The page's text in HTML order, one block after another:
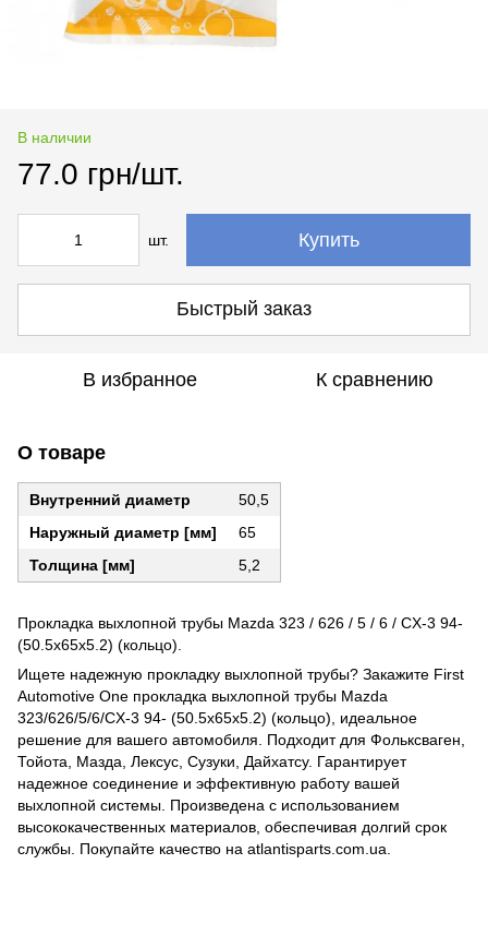
В наличии
77.0 грн/шт.
шт. Купить
Быстрый заказ
В избранное К сравнению
О товаре
Внутренний диаметр
50,5
Наружный диаметр [мм]
65
Толщина [мм]
5,2
Прокладка выхлопной трубы Mazda 323 / 626 / 5 / 6 / CX-3 94-
(50.5x65x5.2) (кольцо).
Ищете надежную прокладку выхлопной трубы? Закажите First
Automotive One прокладка выхлопной трубы Mazda
323/626/5/6/CX-3 94- (50.5x65x5.2) (кольцо), идеальное
решение для вашего автомобиля. Подходит для Фольксваген,
Тойота, Мазда, Лексус, Сузуки, Дайхатсу. Гарантирует
надежное соединение и эффективную работу вашей
выхлопной системы. Произведена с использованием
высококачественных материалов, обеспечивая долгий срок
службы. Покупайте качество на atlantisparts.com.ua.